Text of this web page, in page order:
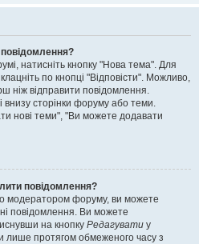
натисніть кнопку "Нова тема". Для
по кнопці "Відповісти". Можливо,
ніж відправити повідомлення.
внизу сторінки форуму або теми.
нові теми", "Ви можете додавати
повідомлення?
модератором форуму, ви можете
повідомлення. Ви можете
на кнопку Редагувати у
лише протягом обмеженого часу з